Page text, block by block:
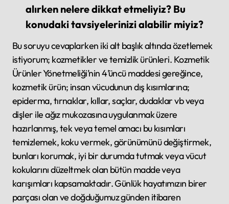
alırken nelere dikkat etmeliyiz? Bu
konudaki tavsiyelerinizi alabilir miyiz?
Bu soruyu cevaplarken iki alt başlık altında özetlemek
istiyorum; kozmetikler ve temizlik ürünleri. Kozmetik
Ürünler Yönetmeliği’nin 4’üncü maddesi gereğince,
kozmetik ürün; insan vücudunun dış kısımlarına;
epiderma, tırnaklar, kıllar, saçlar, dudaklar vb veya
dişler ile ağız mukozasına uygulanmak üzere
hazırlanmış, tek veya temel amacı bu kısımları
temizlemek, koku vermek, görünümünü değiştirmek,
bunları korumak, iyi bir durumda tutmak veya vücut
kokularını düzeltmek olan bütün madde veya
karışımları kapsamaktadır. Günlük hayatımızın birer
parçası olan ve doğduğumuz günden itibaren